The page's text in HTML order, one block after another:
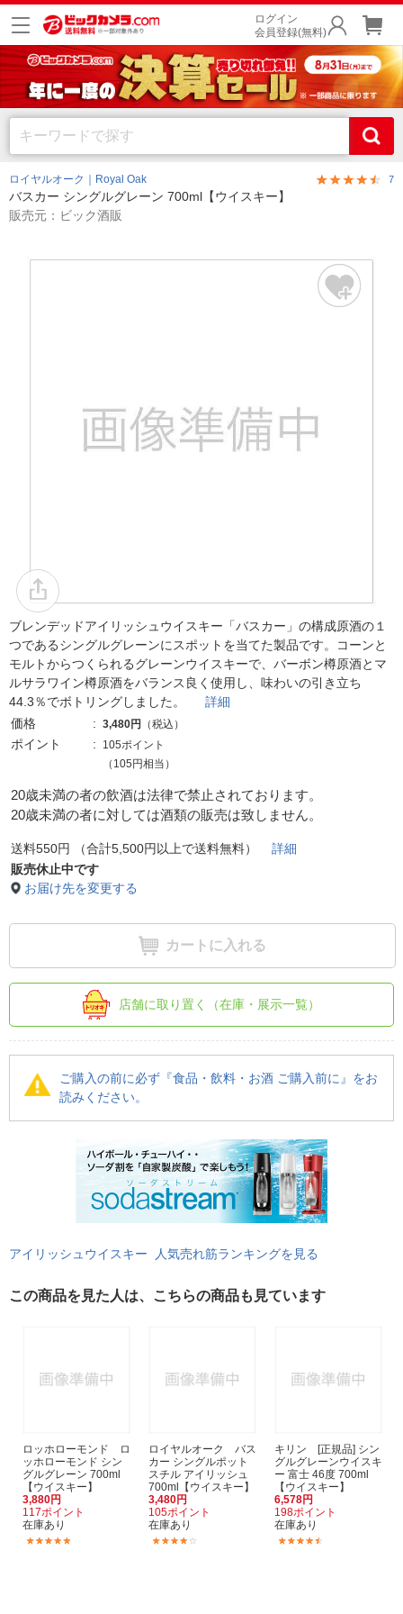
ログイン
会員登録(無料)
ロイヤルオーク｜Royal Oak 7
バスカー シングルグレーン 700ml【ウイスキー】
販売元：ビック酒販
ブレンデッドアイリッシュウイスキー「バスカー」の構成原酒の１
つであるシングルグレーンにスポットを当てた製品です。コーンと
モルトからつくられるグレーンウイスキーで、バーボン樽原酒とマ
ルサラワイン樽原酒をバランス良く使用し、味わいの引き立ち
44.3％でボトリングしました。 詳細
価格
3,480円 （税込）
ポイント
105ポイント
（105円相当）
20歳未満の者の飲酒は法律で禁止されております。
20歳未満の者に対しては酒類の販売は致しません。
送料550円 （合計5,500円以上で送料無料）
詳細
販売休止中です
お届け先を変更する
カートに入れる
店舗に取り置く（在庫・展示一覧）
ご購入の前に必ず『食品・飲料・お酒 ご購入前に』をお
読みください。
アイリッシュウイスキー 人気売れ筋ランキングを見る
この商品を見た人は、こちらの商品も見ています
ロッホローモンド ロ
ッホローモンド シン
グルグレーン 700ml
【ウイスキー】
3,880円
117ポイント
在庫あり
ロイヤルオーク バス
カー シングルポット
スチル アイリッシュ
700ml【ウイスキー】
3,480円
105ポイント
在庫あり
キリン [正規品] シン
グルグレーンウイスキ
ー 富士 46度 700ml
【ウイスキー】
6,578円
198ポイント
在庫あり